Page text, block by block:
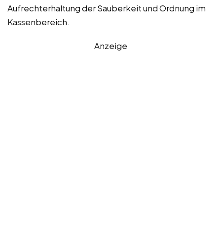
Aufrechterhaltung der Sauberkeit und Ordnung im
Kassenbereich.
Anzeige